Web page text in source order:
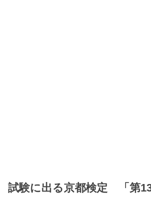
試験に出る京都検定 「第